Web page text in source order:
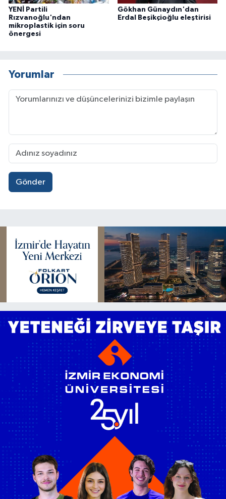
YENİ Partili
Rızvanoğlu'ndan
mikroplastik için soru
önergesi
Gökhan Günaydın'dan
Erdal Beşikçioğlu eleştirisi
Yorumlar
Gönder